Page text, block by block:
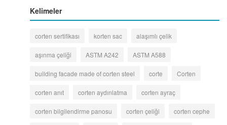
Kelimeler
corten sertifikası korten sac alaşımlı çelik
aşınma çeliği ASTM A242 ASTM A588
building facade made of corten steel corte Corten
corten anıt corten aydınlatma corten ayraç
corten bilgilendirme panosu corten çeliği corten cephe